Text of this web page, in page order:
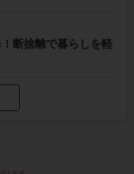
断捨離で暮らしを軽